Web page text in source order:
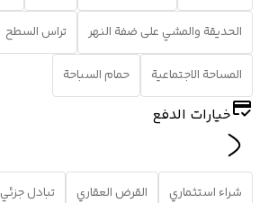
الحديقة والمشي على ضفة النهر تراس السطح
المساحة الاجتماعية حمام السباحة
خيارات الدفع
شراء استثماري القرض العقاري تبادل جزئي